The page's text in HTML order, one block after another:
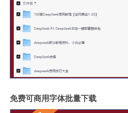
免费可商用字体批量下载